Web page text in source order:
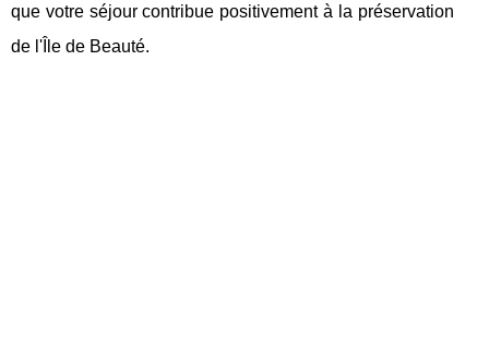
que votre séjour contribue positivement à la préservation
de l'Île de Beauté.